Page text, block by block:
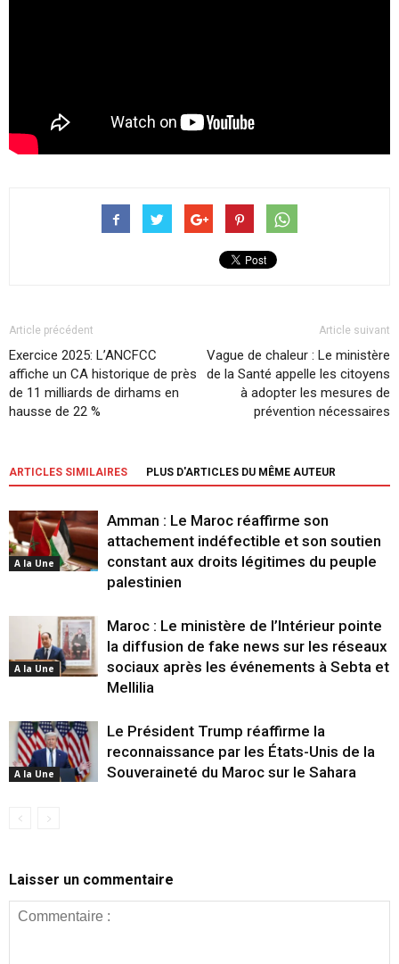
Article précédent
Exercice 2025: L’ANCFCC
affiche un CA historique de près
de 11 milliards de dirhams en
hausse de 22 %
Article suivant
Vague de chaleur : Le ministère
de la Santé appelle les citoyens
à adopter les mesures de
prévention nécessaires
ARTICLES SIMILAIRES PLUS D'ARTICLES DU MÊME AUTEUR
A la Une
Amman : Le Maroc réaffirme son
attachement indéfectible et son soutien
constant aux droits légitimes du peuple
palestinien
A la Une
Maroc : Le ministère de l’Intérieur pointe
la diffusion de fake news sur les réseaux
sociaux après les événements à Sebta et
Mellilia
A la Une
Le Président Trump réaffirme la
reconnaissance par les États-Unis de la
Souveraineté du Maroc sur le Sahara
Laisser un commentaire